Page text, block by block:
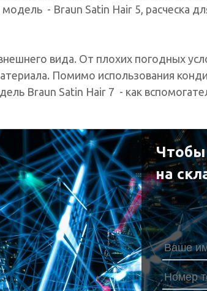
- Braun Satin Hair 5, расческа
вида. От плохих погодных
Помимо использования
Braun Satin Hair 7 - как
Чтобы
на